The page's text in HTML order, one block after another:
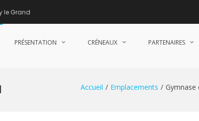
le Grand
PRÉSENTATION CRÉNEAUX PARTENAIRES
Accueil Emplacements Gymnase